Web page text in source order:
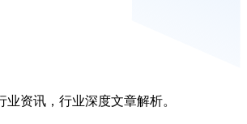
业资讯，行业深度文章解析。